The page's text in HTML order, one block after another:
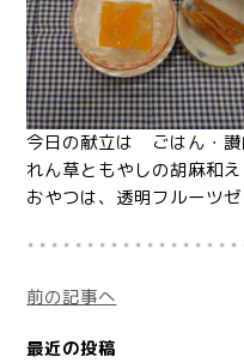
今日の献立は ごはん・讃
れん草ともやしの胡麻和
おやつは、透明フルーツ
前の記事へ
最近の投稿